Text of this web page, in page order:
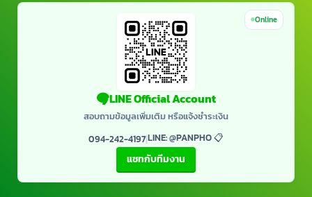
Online
LINE Official Account
สอบถามข้อมูลเพิ่มเติม หรือแจ้งชำระเงิน
094-242-4197|LINE: @PANPHO 📋
แชทกับทีมงาน